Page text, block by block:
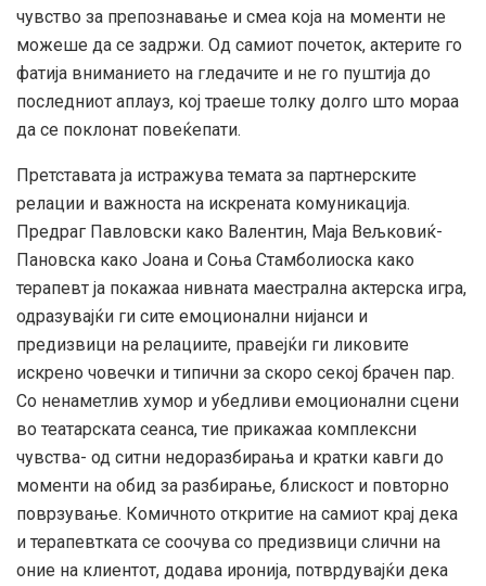
чувство за препознавање и смеа која на моменти не
можеше да се задржи. Од самиот почеток, актерите го
фатија вниманието на гледачите и не го пуштија до
последниот аплауз, кој траеше толку долго што мораа
да се поклонат повеќепати.
Претставата ја истражува темата за партнерските
релации и важноста на искрената комуникација.
Предраг Павловски како Валентин, Маја Вељковиќ-
Пановска како Јоана и Соња Стамболиоска како
терапевт ја покажаа нивната маестрална актерска игра,
одразувајќи ги сите емоционални нијанси и
предизвици на релациите, правејќи ги ликовите
искрено човечки и типични за скоро секој брачен пар.
Со ненаметлив хумор и убедливи емоционални сцени
во театарската сеанса, тие прикажаа комплексни
чувства- од ситни недоразбирања и кратки кавги до
моменти на обид за разбирање, блискост и повторно
поврзување. Комичното откритие на самиот крај дека
и терапевтката се соочува со предизвици слични на
оние на клиентот, додава иронија, потврдувајќи дека